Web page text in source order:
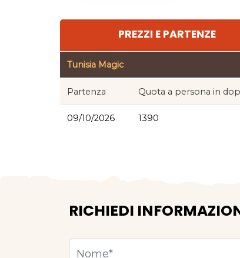
PREZZI E PARTENZE
Tunisia Magic
Partenza Quota a persona in
09/10/2026 1390
RICHIEDI